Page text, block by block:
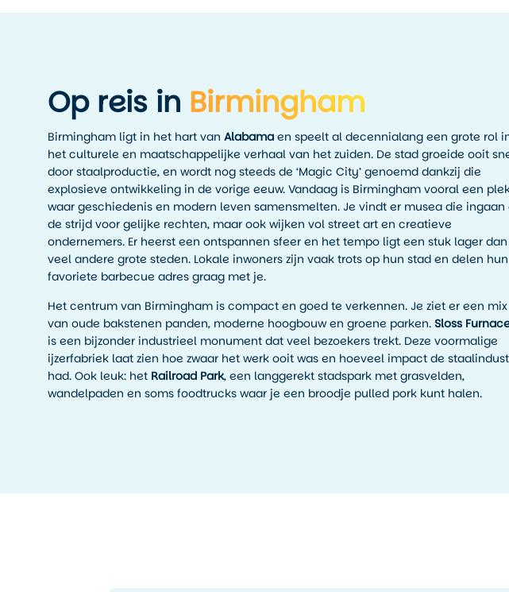
Op reis in Birmingham
Birmingham ligt in het hart van Alabama en speelt al decennialang een grote rol
het culturele en maatschappelijke verhaal van het zuiden. De stad groeide ooit
door staalproductie, en wordt nog steeds de ‘Magic City’ genoemd dankzij die
explosieve ontwikkeling in de vorige eeuw. Vandaag is Birmingham vooral een
waar geschiedenis en modern leven samensmelten. Je vindt er musea die ingaan
de strijd voor gelijke rechten, maar ook wijken vol street art en creatieve
ondernemers. Er heerst een ontspannen sfeer en het tempo ligt een stuk lager
veel andere grote steden. Lokale inwoners zijn vaak trots op hun stad en delen hun
favoriete barbecue adres graag met je.
Het centrum van Birmingham is compact en goed te verkennen. Je ziet er een mix
van oude bakstenen panden, moderne hoogbouw en groene parken. Sloss
is een bijzonder industrieel monument dat veel bezoekers trekt. Deze voormalige
ijzerfabriek laat zien hoe zwaar het werk ooit was en hoeveel impact de
had. Ook leuk: het Railroad Park, een langgerekt stadspark met grasvelden,
wandelpaden en soms foodtrucks waar je een broodje pulled pork kunt halen.